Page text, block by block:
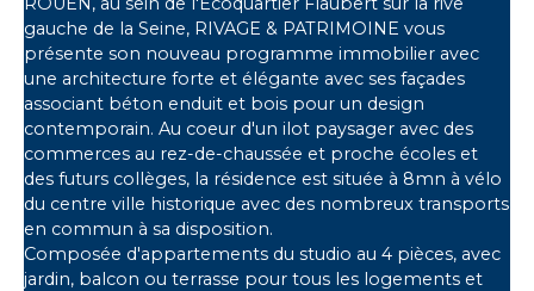
gauche de la Seine, RIVAGE & PATRIMOINE vous
présente son nouveau programme immobilier avec
une architecture forte et élégante avec ses façades
associant béton enduit et bois pour un design
contemporain. Au coeur d'un ilot paysager avec des
commerces au rez-de-chaussée et proche écoles et
des futurs collèges, la résidence est située à 8mn à vélo
du centre ville historique avec des nombreux transports
en commun à sa disposition.
Composée d'appartements du studio au 4 pièces, avec
jardin, balcon ou terrasse pour tous les logements et